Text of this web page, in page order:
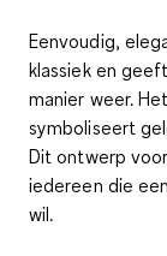
Eenvoudig,
klassieken geeft
manier weer.
symboliseert
Dit ontwerp
iedereen die
wil.